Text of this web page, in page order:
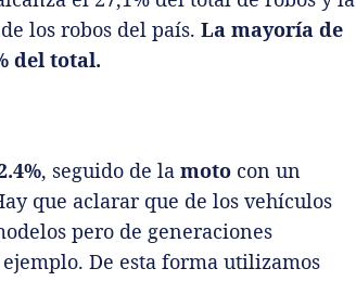
los robos del país. La mayoría de
del total.
, seguido de la moto con un
que aclarar que de los vehículos
pero de generaciones
De esta forma utilizamos